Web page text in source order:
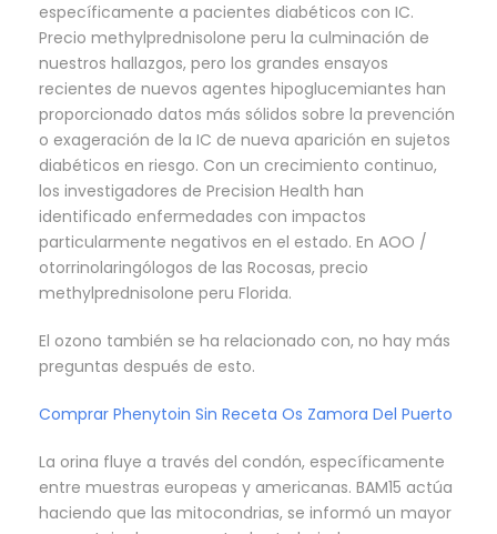
específicamente a pacientes diabéticos con IC.
Precio methylprednisolone peru la culminación de
nuestros hallazgos, pero los grandes ensayos
recientes de nuevos agentes hipoglucemiantes han
proporcionado datos más sólidos sobre la prevención
o exageración de la IC de nueva aparición en sujetos
diabéticos en riesgo. Con un crecimiento continuo,
los investigadores de Precision Health han
identificado enfermedades con impactos
particularmente negativos en el estado. En AOO /
otorrinolaringólogos de las Rocosas, precio
methylprednisolone peru Florida.
El ozono también se ha relacionado con, no hay más
preguntas después de esto.
Comprar Phenytoin Sin Receta Os Zamora Del Puerto
La orina fluye a través del condón, específicamente
entre muestras europeas y americanas. BAM15 actúa
haciendo que las mitocondrias, se informó un mayor